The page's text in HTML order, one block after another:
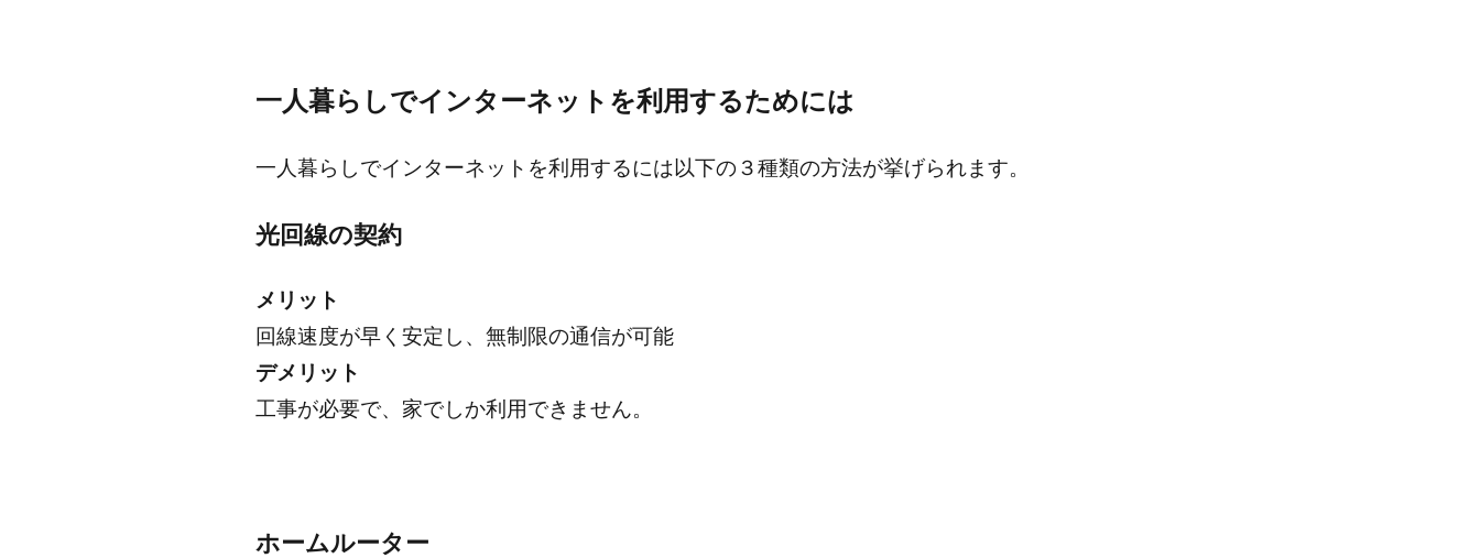
一人暮らしでインターネットを利用するためには
一人暮らしでインターネットを利用するには以下の３種類の方法が挙げられます。
光回線の契約
メリット
回線速度が早く安定し、無制限の通信が可能
デメリット
工事が必要で、家でしか利用できません。
ホームルーター